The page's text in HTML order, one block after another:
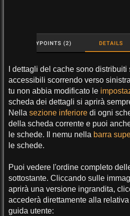
I dettagli del cache sono
accessibili scorrendo verso
tu non abbia modificato le
scheda dei dettagli si aprirà
Nella sezione inferiore di ogni
della scheda corrente e puoi
le schede. Il nemu nella barra
le schede.
Puoi vedere l'ordine completo
sottostante. Cliccando sulle
aprirà una versione ingrandita,
accederà direttamente alla
guida utente: